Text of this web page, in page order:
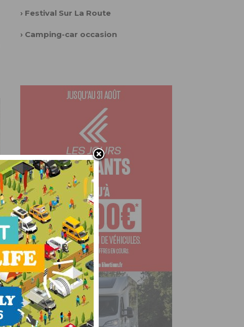
› Festival Sur La Route
› Camping-car occasion